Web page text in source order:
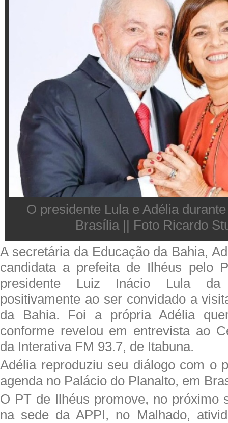
O presidente Lula e Adélia
Brasília || Foto Ricardo
A secretária da Educação da Bahia,
candidata a prefeita de Ilhéus pelo
presidente Luiz Inácio Lula da
positivamente ao ser convidado a
da Bahia. Foi a própria Adélia
conforme revelou em entrevista ao
da Interativa FM 93.7, de Itabuna.
Adélia reproduziu seu diálogo com o
agenda no Palácio do Planalto, em
O PT de Ilhéus promove, no próximo
na sede da APPI, no Malhado,